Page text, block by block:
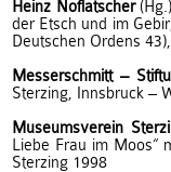
Heinz Noflatscher
der Etsch und im
Deutschen Ordens
Messerschmitt –
Sterzing, Innsbruck –
Museumsverein
Liebe Frau im Moos“
Sterzing 1998